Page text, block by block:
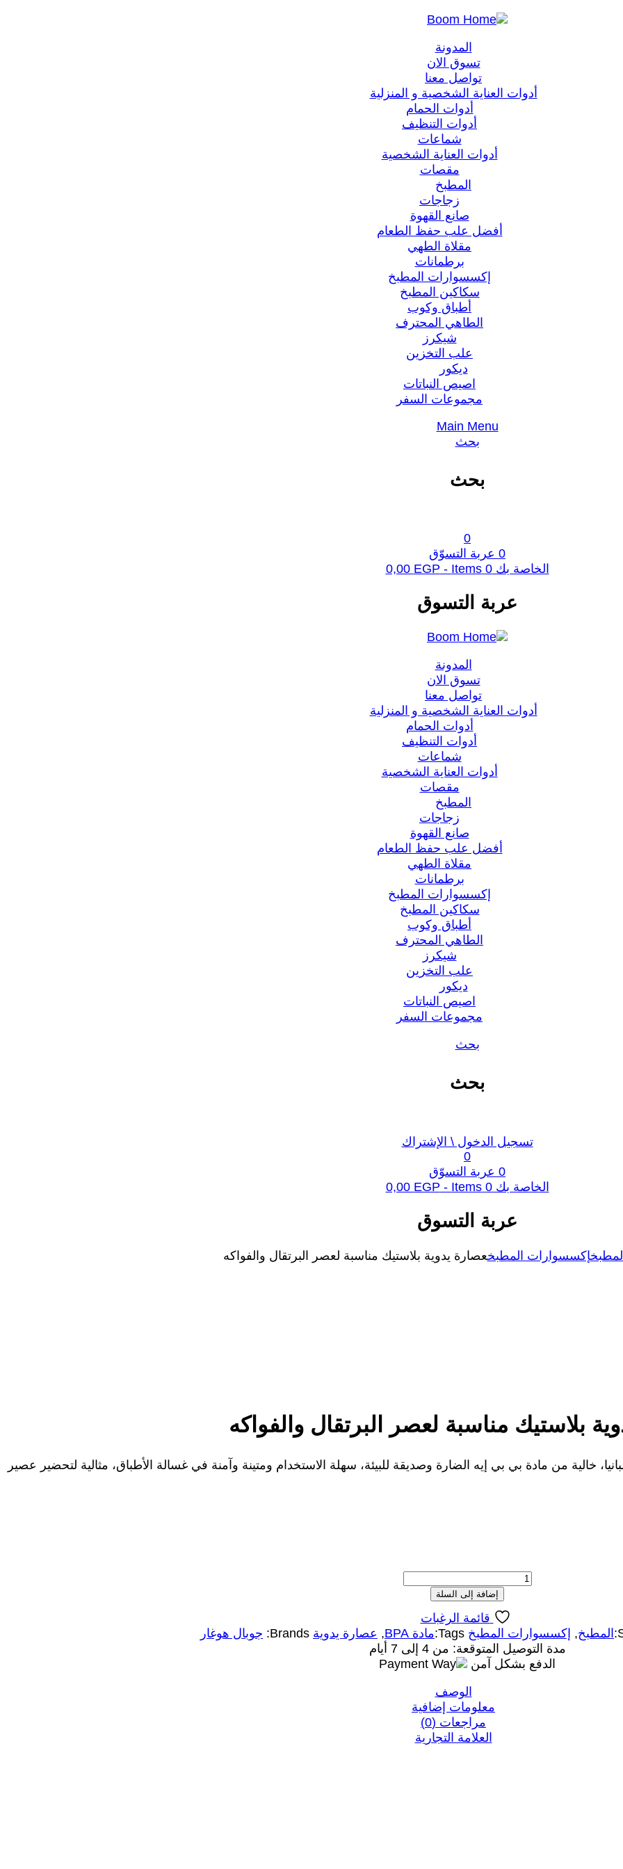
المدونة
تسوق الان
تواصل معنا
أدوات العناية الشخصية و المنزلية
أدوات الحمام
أدوات التنظيف
شماعات
أدوات العناية الشخصية
مقصات
المطبخ
زجاجات
صانع القهوة
أفضل علب حفظ الطعام
مقلاة الطهي
برطمانات
إكسسوارات المطبخ
سكاكين المطبخ
أطباق وكوب
الطاهي المحترف
شيكرز
علب التخزين
ديكور
اصيص النباتات
مجموعات السفر
Main Menu
بحث
بحث
0
0 عربة التسوّق
الخاصة بك0
Items -
0,00 EGP
عربة التسوق
المدونة
تسوق الان
تواصل معنا
أدوات العناية الشخصية و المنزلية
أدوات الحمام
أدوات التنظيف
شماعات
أدوات العناية الشخصية
مقصات
المطبخ
زجاجات
صانع القهوة
أفضل علب حفظ الطعام
مقلاة الطهي
برطمانات
إكسسوارات المطبخ
سكاكين المطبخ
أطباق وكوب
الطاهي المحترف
شيكرز
علب التخزين
ديكور
اصيص النباتات
مجموعات السفر
بحث
بحث
تسجيل الدخول \ الإشتراك
0
0 عربة التسوّق
الخاصة بك0
Items -
0,00 EGP
عربة التسوق
إكسسوارات المطبخعصارة يدوية بلاستيك مناسبة لعصر البرتقال والفواكه
بلاستيك مناسبة لعصر البرتقال والفواكه
خالية من مادة بي بي إيه الضارة وصديقة للبيئة، سهلة الاستخدام ومتينة وآمنة في غسالة الأطباق، مثالية لتحضير عصير
كمية
Manual
Orange
Juicer
Dishwasher
Safe
|
إضافة إلى السلة
قائمة الرغبات
المطبخ, إكسسوارات المطبخ Tags: مادة BPA , عصارة يدوية Brands: جوبال هوغار
مدة التوصيل المتوقعة: من 4 إلى 7 أيام
الدفع بشكل آمن
الوصف
معلومات إضافية
مراجعات (0)
العلامة التجارية